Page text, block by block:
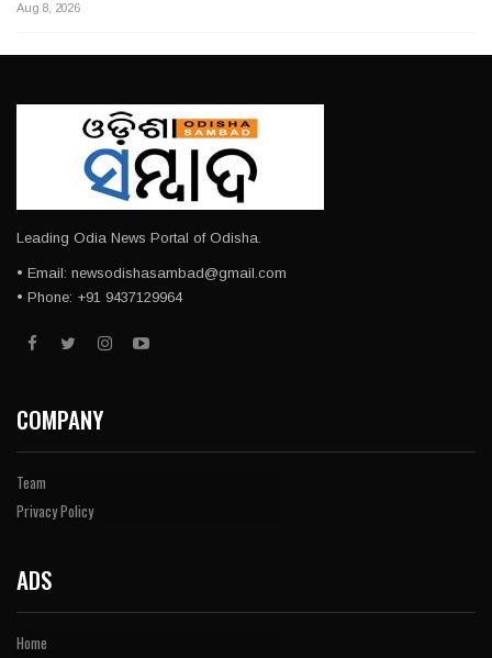
Aug 8, 2026
Leading Odia News Portal of Odisha.
• Email: newsodishasambad@gmail.com
• Phone: +91 9437129964
COMPANY
Team
Privacy Policy
ADS
Home